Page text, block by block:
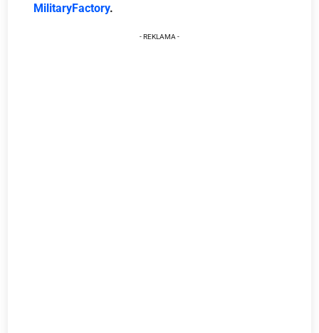
MilitaryFactory.